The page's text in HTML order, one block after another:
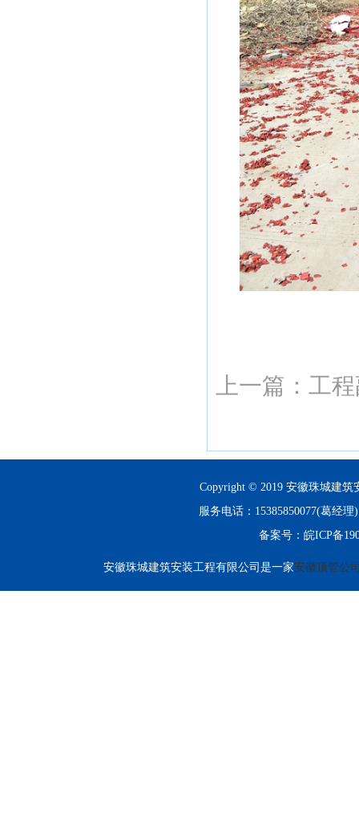
上一篇：工
Copyright © 2019 安徽珠城建筑
服务电话：15385850077(葛经
备案号： 皖ICP备
安徽珠城建筑安装工程有限公司是一家安徽顶管公